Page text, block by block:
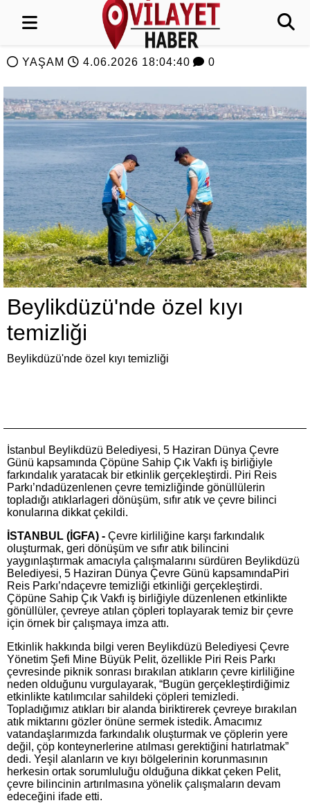
YAŞAM 4.06.2026 18:04:40 0
Beylikdüzü'nde özel kıyı
temizliği
Beylikdüzü'nde özel kıyı temizliği
İstanbul Beylikdüzü Belediyesi, 5 Haziran Dünya Çevre
Günü kapsamında Çöpüne Sahip Çık Vakfı iş birliğiyle
farkındalık yaratacak bir etkinlik gerçekleştirdi. Piri Reis
Parkı’ndadüzenlenen çevre temizliğinde gönüllülerin
topladığı atıklarlageri dönüşüm, sıfır atık ve çevre bilinci
konularına dikkat çekildi.
İSTANBUL (İGFA) - Çevre kirliliğine karşı farkındalık
oluşturmak, geri dönüşüm ve sıfır atık bilincini
yaygınlaştırmak amacıyla çalışmalarını sürdüren Beylikdüzü
Belediyesi, 5 Haziran Dünya Çevre Günü kapsamındaPiri
Reis Parkı’ndaçevre temizliği etkinliği gerçekleştirdi.
Çöpüne Sahip Çık Vakfı iş birliğiyle düzenlenen etkinlikte
gönüllüler, çevreye atılan çöpleri toplayarak temiz bir çevre
için örnek bir çalışmaya imza attı.
Etkinlik hakkında bilgi veren Beylikdüzü Belediyesi Çevre
Yönetim Şefi Mine Büyük Pelit, özellikle Piri Reis Parkı
çevresinde piknik sonrası bırakılan atıkların çevre kirliliğine
neden olduğunu vurgulayarak, “Bugün gerçekleştirdiğimiz
etkinlikte katılımcılar sahildeki çöpleri temizledi.
Topladığımız atıkları bir alanda biriktirerek çevreye bırakılan
atık miktarını gözler önüne sermek istedik. Amacımız
vatandaşlarımızda farkındalık oluşturmak ve çöplerin yere
değil, çöp konteynerlerine atılması gerektiğini hatırlatmak”
dedi. Yeşil alanların ve kıyı bölgelerinin korunmasının
herkesin ortak sorumluluğu olduğuna dikkat çeken Pelit,
çevre bilincinin artırılmasına yönelik çalışmaların devam
edeceğini ifade etti.